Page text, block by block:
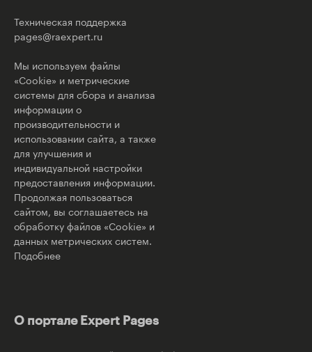
Техническая поддержка
pages@raexpert.ru
Мы используем файлы
«Cookie» и метрические
системы для сбора и анализа
информации о
производительности и
использовании сайта, а также
для улучшения и
индивидуальной настройки
предоставления информации.
Продолжая пользоваться
сайтом, вы соглашаетесь на
обработку файлов «Cookie» и
данных метрических систем.
Подобнее
О портале Expert Pages